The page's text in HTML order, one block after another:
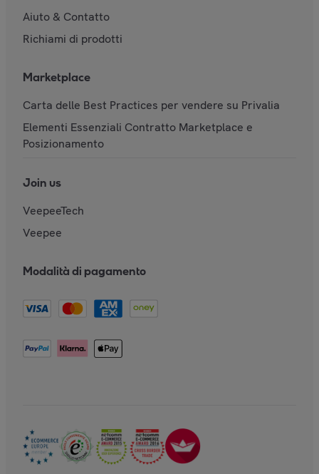
Aiuto & Contatto
Richiami di prodotti
Marketplace
Carta delle Best Practices per vendere su Privalia
Elementi Essenziali Contratto Marketplace e
Posizionamento
Join us
VeepeeTech
Veepee
Modalità di pagamento